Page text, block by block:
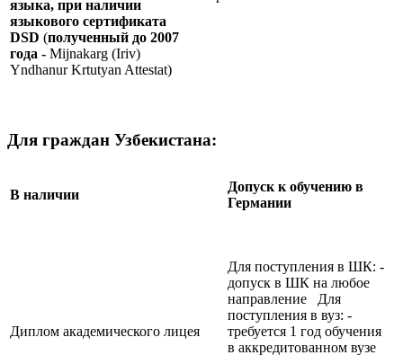
языка, при наличии
языкового сертификата
DSD (полученный до 2007
года - Mijnakarg (Iriv)
Yndhanur Krtutyan Attestat)
Для граждан Узбекистана:
В наличии
Допуск к обучению в
Германии
Диплом академического лицея
Для поступления в ШК: -
допуск в ШК на любое
направление Для
поступления в вуз: -
требуется 1 год обучения
в аккредитованном вузе